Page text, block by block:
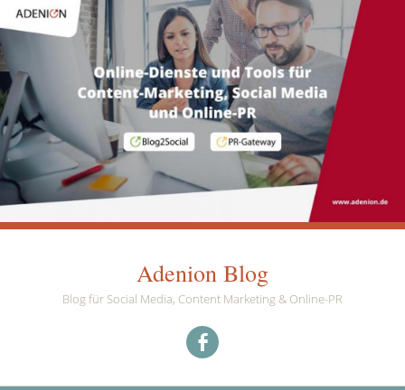
Adenion Blog
Blog für Social Media, Content Marketing & Online-PR